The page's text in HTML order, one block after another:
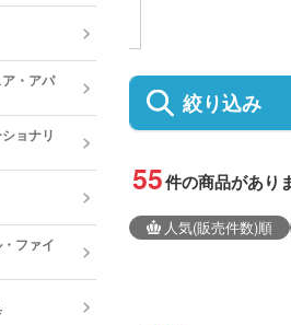
絞り込み
55件の商品があり
人気(販売件数)順
ランチトートバ
リネンバッグ
スクエアトート
デニムポーチ
ルミタンブラー
保冷・保温タン
クリアボトル・
クボトル
陶器マグカップ
カップ
ステンレスマグ
・アパ
長袖)
オリジナルロン
ョナリ
メモ帳
ファイ